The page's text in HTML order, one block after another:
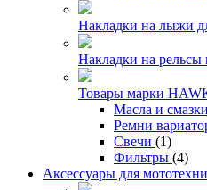
Накладки на лыжи
Накладки на
Товары марки
Масла и смазки
Ремни
Свечи (1)
Фильтры (4)
Аксессуары для